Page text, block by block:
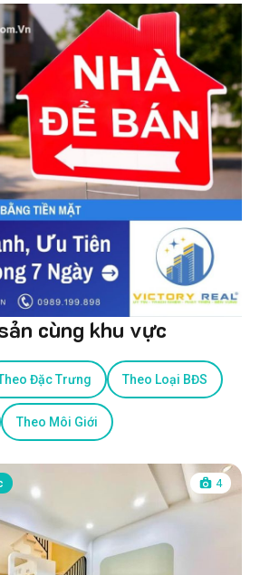
cùng khu vực
Đặc Trưng Theo Loại BĐS
Theo Môi Giới
4